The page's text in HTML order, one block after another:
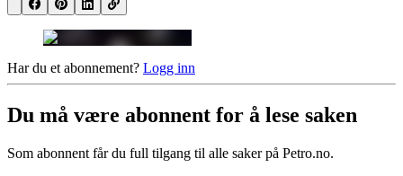
Har du et abonnement? Logg inn
Du må være abonnent for å lese saken
Som abonnent får du full tilgang til alle saker på Petro.no.